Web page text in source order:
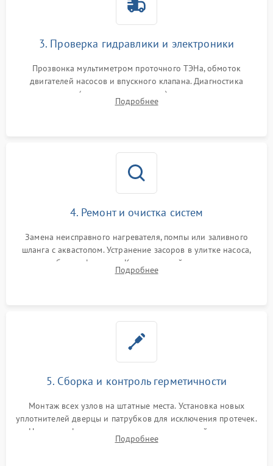
3. Проверка гидравлики и электроники
Прозвонка мультиметром проточного ТЭНа, обмоток
двигателей насосов и впускного клапана. Диагностика
прессостата (датчика уровня воды), датчика мутности,
концевика дверцы и электронного модуля управления.
Подробнее
4. Ремонт и очистка систем
Замена неисправного нагревателя, помпы или заливного
шланга с аквастопом. Устранение засоров в улитке насоса,
патрубках и фильтрах. Компонентный ремонт платы
управления, восстановление поврежденной проводки.
Подробнее
5. Сборка и контроль герметичности
Монтаж всех узлов на штатные места. Установка новых
уплотнителей дверцы и патрубков для исключения протечек.
Надежная фиксация хомутов гидравлической системы,
сборка корпуса и установка датчика поплавка.
Подробнее